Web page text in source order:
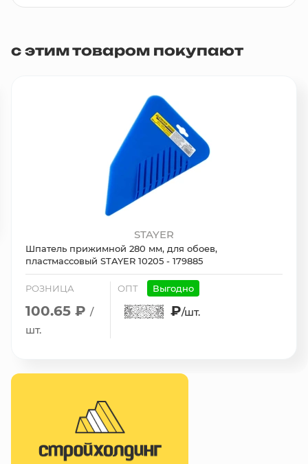
с этим товаром покупают
STAYER
Шпатель прижимной 280 мм, для обоев,
пластмассовый STAYER 10205 - 179885
РОЗНИЦА
100.65 ₽ /
шт.
ОПТ Выгодно
₽/шт.